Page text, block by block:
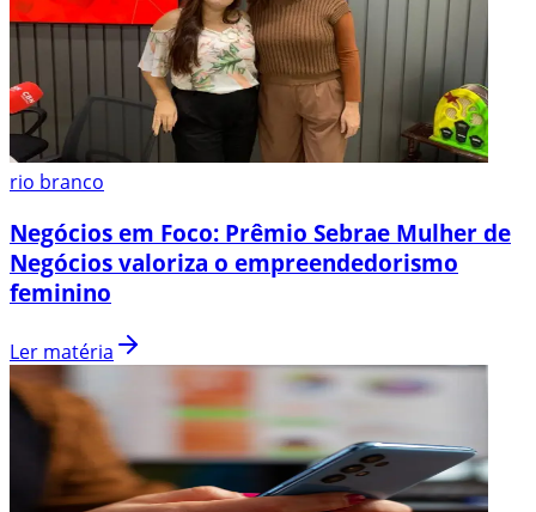
rio branco
Negócios em Foco: Prêmio Sebrae Mulher de
Negócios valoriza o empreendedorismo
feminino
Ler matéria